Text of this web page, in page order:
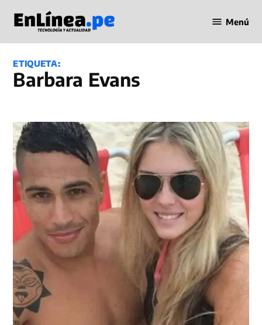
contenido
en Línea
Menú
ETIQUETA:
Barbara Evans